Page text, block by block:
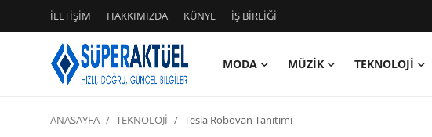
İLETİŞİM HAKKIMIZDA KÜNYE İŞ BİRLİĞİ
MODA MÜZİK TEKNOLOJİ
Giriş
Kayıt Ol
ANASAYFA TEKNOLOJİ Tesla Robovan Tanıtımı